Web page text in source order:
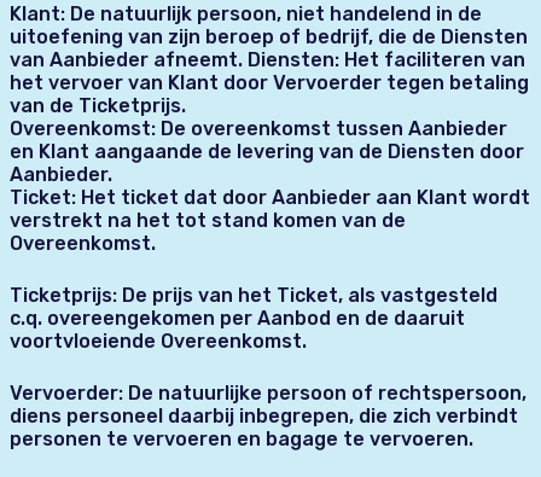
Klant: De natuurlijk persoon, niet handelend in de
uitoefening van zijn beroep of bedrijf, die de Diensten
van Aanbieder afneemt. Diensten: Het faciliteren van
het vervoer van Klant door Vervoerder tegen betaling
van de Ticketprijs.
Overeenkomst: De overeenkomst tussen Aanbieder
en Klant aangaande de levering van de Diensten door
Aanbieder.
Ticket: Het ticket dat door Aanbieder aan Klant wordt
verstrekt na het tot stand komen van de
Overeenkomst.
Ticketprijs: De prijs van het Ticket, als vastgesteld
c.q. overeengekomen per Aanbod en de daaruit
voortvloeiende Overeenkomst.
Vervoerder: De natuurlijke persoon of rechtspersoon,
diens personeel daarbij inbegrepen, die zich verbindt
personen te vervoeren en bagage te vervoeren.